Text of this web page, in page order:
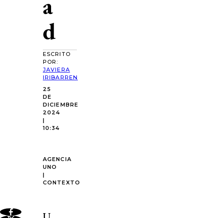
d
ESCRITO
POR:
JAVIERA
IRIBARREN
25
DE
DICIEMBRE
2024
|
10:34
AGENCIA
UNO
|
CONTEXTO